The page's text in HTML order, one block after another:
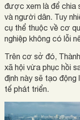
được xem là để chia
và người dân. Tuy
cụ thể thuộc về cơ
nghiệp không có lỗi
Trên cơ sở đó,
xã hội vừa phục hồi
định này sẽ tạo
tế phát triển.